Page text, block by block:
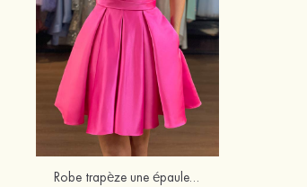
Robe trapèze une épaule satin courte/mini robe de fête de la rentrée